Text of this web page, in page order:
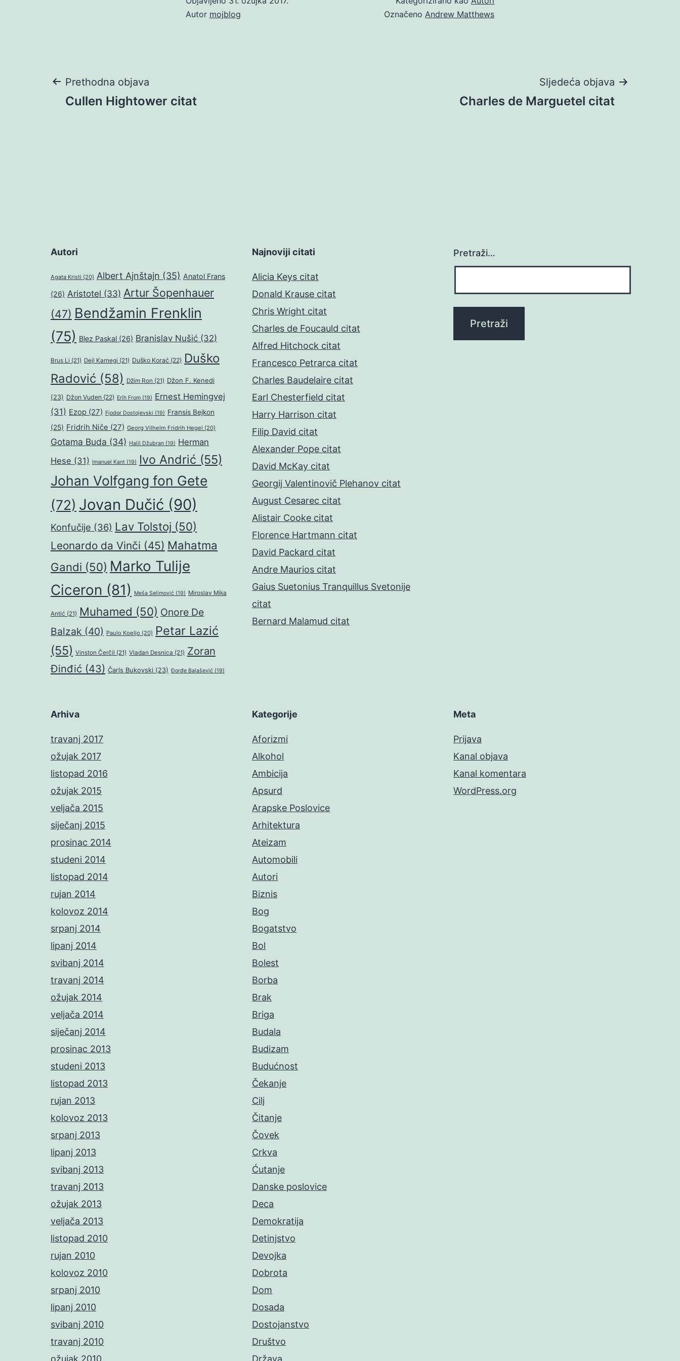
Autor mojblog
Označeno Andrew Matthews
Navigacija
Prethodna objava
Cullen Hightower citat
Sljedeća objava
Charles de Marguetel citat
Autori
Agata Kristi (20) Albert Ajnštajn (35) Anatol Frans
(26) Aristotel (33) Artur Šopenhauer
(47) Bendžamin Frenklin
(75) Blez Paskal (26) Branislav Nušić (32)
Brus Li (21) Dejl Karnegi (21) Duško Korać (22) Duško
Radović (58) Džim Ron (21) Džon F. Kenedi
(23) Džon Vuden (22) Erih From (19) Ernest Hemingvej
(31) Ezop (27) Fjodor Dostojevski (19) Fransis Bejkon
(25) Fridrih Niče (27) Georg Vilhelm Fridrih Hegel (20)
Gotama Buda (34) Halil Džubran (19) Herman
Hese (31) Imanuel Kant (19) Ivo Andrić (55)
Johan Volfgang fon Gete
(72) Jovan Dučić (90)
Konfučije (36) Lav Tolstoj (50)
Leonardo da Vinči (45) Mahatma
Gandi (50) Marko Tulije
Ciceron (81) Meša Selimović (19) Miroslav Mika
Antić (21) Muhamed (50) Onore De
Balzak (40) Paulo Koeljo (20) Petar Lazić
(55) Vinston Čerčil (21) Vladan Desnica (21) Zoran
Đinđić (43) Čarls Bukovski (23) Đorđe Balašević (19)
Najnoviji citati
Alicia Keys citat
Donald Krause citat
Chris Wright citat
Charles de Foucauld citat
Alfred Hitchock citat
Francesco Petrarca citat
Charles Baudelaire citat
Earl Chesterfield citat
Harry Harrison citat
Filip David citat
Alexander Pope citat
David McKay citat
Georgij Valentinovič Plehanov citat
August Cesarec citat
Alistair Cooke citat
Florence Hartmann citat
David Packard citat
Andre Maurios citat
Gaius Suetonius Tranquillus Svetonije
citat
Bernard Malamud citat
Pretraži…
Arhiva
travanj 2017
ožujak 2017
listopad 2016
ožujak 2015
veljača 2015
siječanj 2015
prosinac 2014
studeni 2014
listopad 2014
rujan 2014
kolovoz 2014
srpanj 2014
lipanj 2014
svibanj 2014
travanj 2014
ožujak 2014
veljača 2014
siječanj 2014
prosinac 2013
studeni 2013
listopad 2013
rujan 2013
kolovoz 2013
srpanj 2013
lipanj 2013
svibanj 2013
travanj 2013
ožujak 2013
veljača 2013
listopad 2010
rujan 2010
kolovoz 2010
srpanj 2010
lipanj 2010
svibanj 2010
travanj 2010
ožujak 2010
Kategorije
Aforizmi
Alkohol
Ambicija
Apsurd
Arapske Poslovice
Arhitektura
Ateizam
Automobili
Autori
Biznis
Bog
Bogatstvo
Bol
Bolest
Borba
Brak
Briga
Budala
Budizam
Budućnost
Čekanje
Cilj
Čitanje
Čovek
Crkva
Ćutanje
Danske poslovice
Deca
Demokratija
Detinjstvo
Devojka
Dobrota
Dom
Dosada
Dostojanstvo
Društvo
Država
Meta
Prijava
Kanal objava
Kanal komentara
WordPress.org